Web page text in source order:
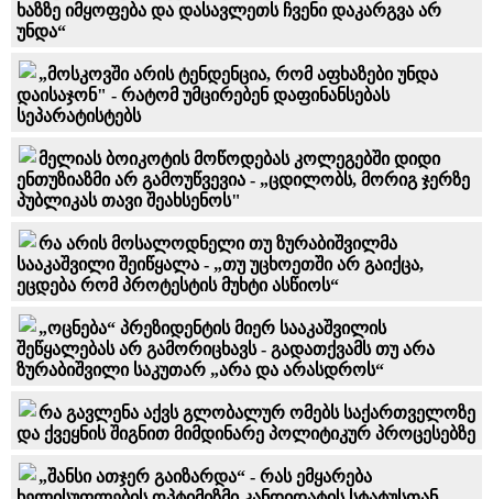
ხაზზე იმყოფება და დასავლეთს ჩვენი დაკარგვა არ
უნდა“
„მოსკოვში არის ტენდენცია, რომ აფხაზები უნდა
დაისაჯონ" - რატომ უმცირებენ დაფინანსებას
სეპარატისტებს
მელიას ბოიკოტის მოწოდებას კოლეგებში დიდი
ენთუზიაზმი არ გამოუწვევია - „ცდილობს, მორიგ ჯერზე
პუბლიკას თავი შეახსენოს"
რა არის მოსალოდნელი თუ ზურაბიშვილმა
სააკაშვილი შეიწყალა - „თუ უცხოეთში არ გაიქცა,
ეცდება რომ პროტესტის მუხტი ასწიოს“
„ოცნება“ პრეზიდენტის მიერ სააკაშვილის
შეწყალებას არ გამორიცხავს - გადათქვამს თუ არა
ზურაბიშვილი საკუთარ „არა და არასდროს“
რა გავლენა აქვს გლობალურ ომებს საქართველოზე
და ქვეყნის შიგნით მიმდინარე პოლიტიკურ პროცესებზე
„შანსი ათჯერ გაიზარდა“ - რას ემყარება